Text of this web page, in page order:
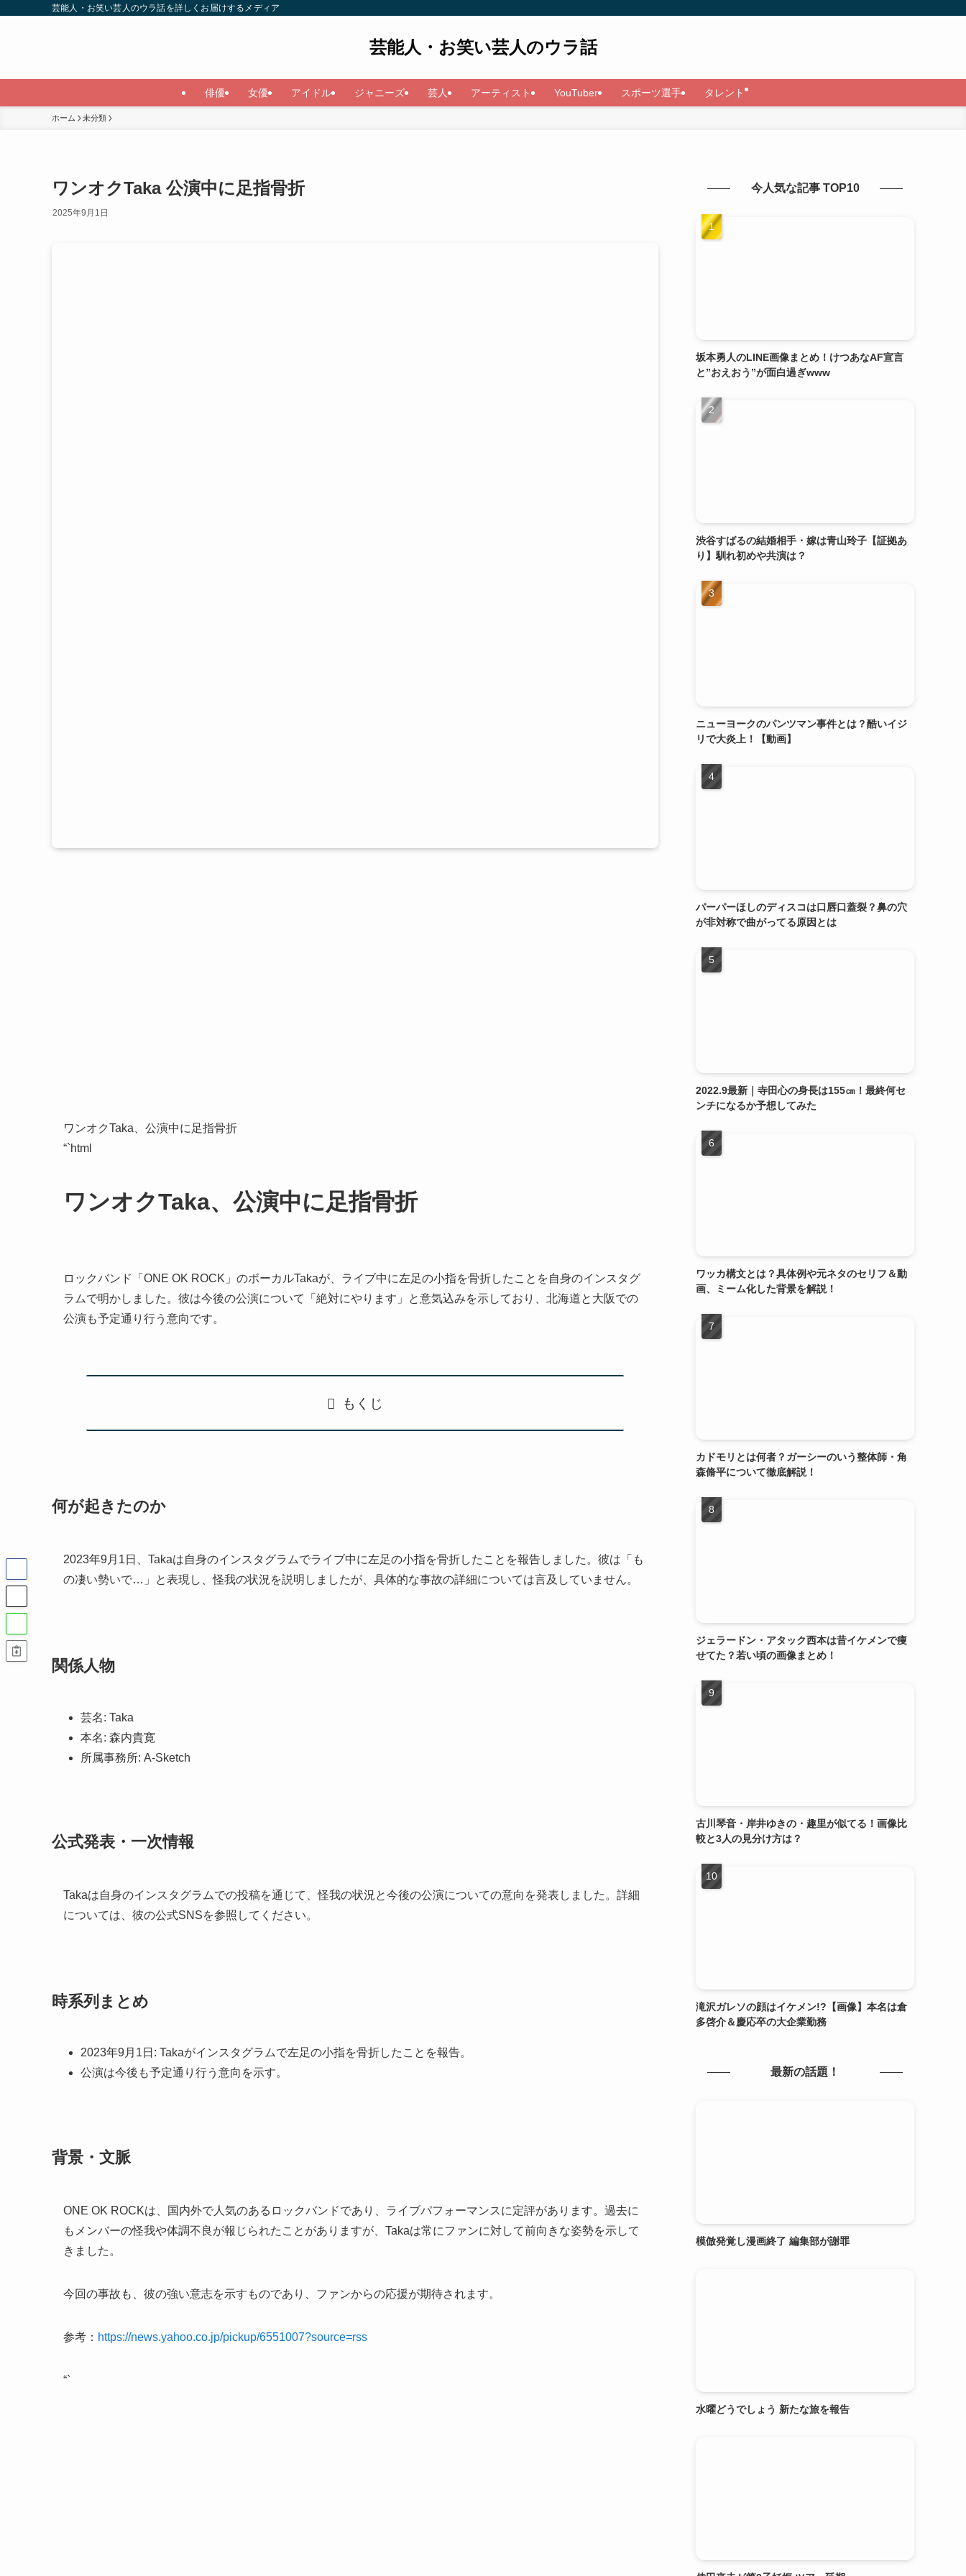
芸能人・お笑い芸人のウラ話を詳しくお届けするメディア
芸能人・お笑い芸人のウラ話
俳優 女優 アイドル ジャニーズ 芸人 アーティスト YouTuber スポーツ選手 タレント
ホーム 未分類
ワンオクTaka 公演中に足指骨折
2025年9月1日
ワンオクTaka、公演中に足指骨折
“`html
ワンオクTaka、公演中に足指骨折
ロックバンド「ONE OK ROCK」のボーカルTakaが、ライブ中に左足の小指を骨折したことを自身のインスタグ
ラムで明かしました。彼は今後の公演について「絶対にやります」と意気込みを示しており、北海道と大阪での
公演も予定通り行う意向です。
もくじ
何が起きたのか
2023年9月1日、Takaは自身のインスタグラムでライブ中に左足の小指を骨折したことを報告しました。彼は「も
の凄い勢いで…」と表現し、怪我の状況を説明しましたが、具体的な事故の詳細については言及していません。
関係人物
芸名: Taka
本名: 森内貴寛
所属事務所: A-Sketch
公式発表・一次情報
Takaは自身のインスタグラムでの投稿を通じて、怪我の状況と今後の公演についての意向を発表しました。詳細
については、彼の公式SNSを参照してください。
時系列まとめ
2023年9月1日: Takaがインスタグラムで左足の小指を骨折したことを報告。
公演は今後も予定通り行う意向を示す。
背景・文脈
ONE OK ROCKは、国内外で人気のあるロックバンドであり、ライブパフォーマンスに定評があります。過去に
もメンバーの怪我や体調不良が報じられたことがありますが、Takaは常にファンに対して前向きな姿勢を示して
きました。
今回の事故も、彼の強い意志を示すものであり、ファンからの応援が期待されます。
参考： https://news.yahoo.co.jp/pickup/6551007?source=rss
“`
今人気な記事 TOP10
坂本勇人のLINE画像まとめ！けつあなAF宣言
と”おえおう”が面白過ぎwww
渋谷すばるの結婚相手・嫁は青山玲子【証拠あ
り】馴れ初めや共演は？
ニューヨークのパンツマン事件とは？酷いイジ
リで大炎上！【動画】
パーパーほしのディスコは口唇口蓋裂？鼻の穴
が非対称で曲がってる原因とは
2022.9最新｜寺田心の身長は155㎝！最終何セ
ンチになるか予想してみた
ワッカ構文とは？具体例や元ネタのセリフ＆動
画、ミーム化した背景を解説！
カドモリとは何者？ガーシーのいう整体師・角
森脩平について徹底解説！
ジェラードン・アタック西本は昔イケメンで痩
せてた？若い頃の画像まとめ！
古川琴音・岸井ゆきの・趣里が似てる！画像比
較と3人の見分け方は？
滝沢ガレソの顔はイケメン!?【画像】本名は倉
多啓介＆慶応卒の大企業勤務
最新の話題！
模倣発覚し漫画終了 編集部が謝罪
水曜どうでしょう 新たな旅を報告